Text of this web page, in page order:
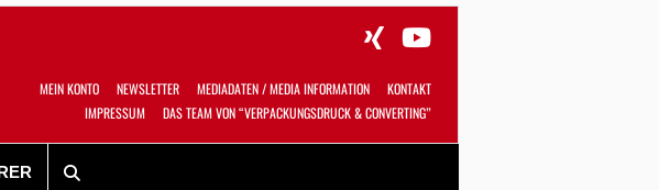
MEIN KONTO NEWSLETTER MEDIADATEN / MEDIA INFORMATION
KONTAKT
IMPRESSUM
DAS TEAM VON “VERPACKUNGSDRUCK & CONVERTING”